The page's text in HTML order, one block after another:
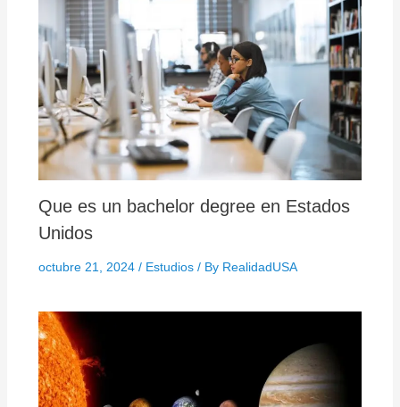
Que es un bachelor degree en Estados
Unidos
octubre 21, 2024 / Estudios/ By RealidadUSA